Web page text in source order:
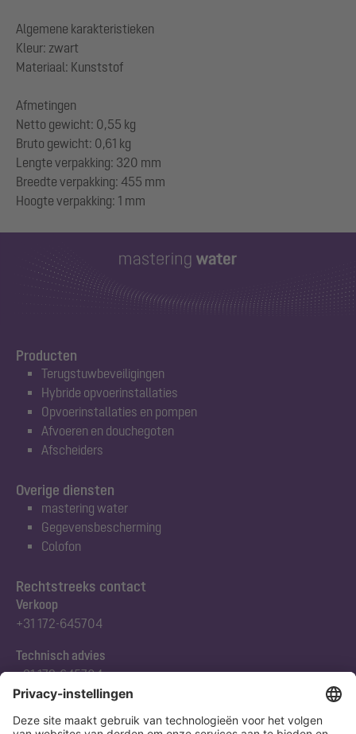
Algemene karakteristieken
Kleur: zwart
Materiaal: Kunststof
Afmetingen
Netto gewicht: 0,55 kg
Bruto gewicht: 0,61 kg
Lengte verpakking: 320 mm
Breedte verpakking: 455 mm
Producten
Terugstuwbeveiligingen
Hybride opvoerinstallaties
Opvoerinstallaties en pompen
Afvoeren en douchegoten
Afscheiders
Rechtstreeks contact
Verkoop
+31 172-645704
Technisch advies
+31 172-645704
Abonneert u zich op onze nieuwsbrief
Overige diensten
mastering water
Gegevensbescherming
Colofon